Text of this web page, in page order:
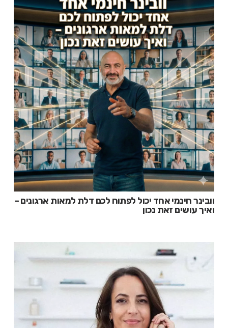
וובינר חינמי אחד יכול לפתוח לכם דלת למאות ארגונים –
ואיך עושים זאת נכון